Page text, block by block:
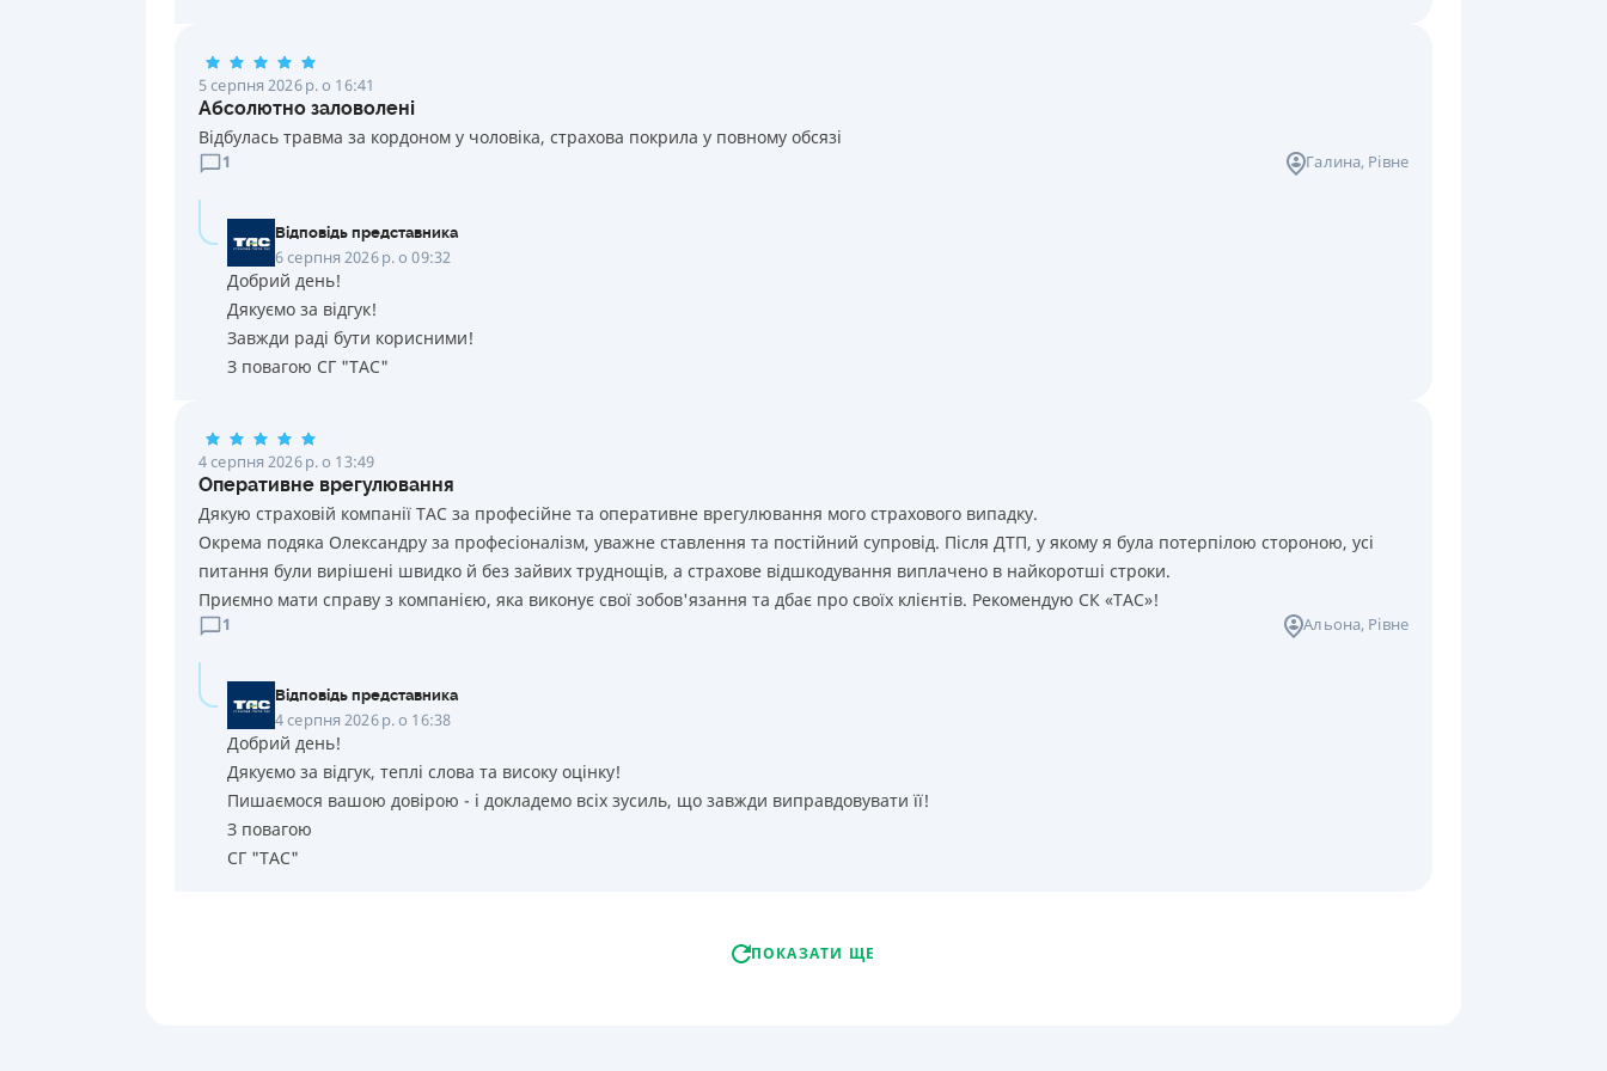
5 серпня 2026 р. о 16:41
Абсолютно заловолені
Відбулась травма за кордоном у чоловіка, страхова покрила у повному обсязі
1 Галина, Рівне
Відповідь представника
6 серпня 2026 р. о 09:32
Добрий день!
Дякуємо за відгук!
Завжди раді бути корисними!
З повагою СГ "ТАС"
4 серпня 2026 р. о 13:49
Оперативне врегулювання
Дякую страховій компанії ТАС за професійне та оперативне врегулювання мого страхового випадку.
Окрема подяка Олександру за професіоналізм, уважне ставлення та постійний супровід. Після ДТП, у якому я була потерпілою стороною, усі
питання були вирішені швидко й без зайвих труднощів, а страхове відшкодування виплачено в найкоротші строки.
Приємно мати справу з компанією, яка виконує свої зобов'язання та дбає про своїх клієнтів. Рекомендую СК «ТАС»!
1 Альона, Рівне
Відповідь представника
4 серпня 2026 р. о 16:38
Добрий день!
Дякуємо за відгук, теплі слова та високу оцінку!
Пишаємося вашою довірою - і докладемо всіх зусиль, що завжди виправдовувати її!
З повагою
СГ "ТАС"
ПОКАЗАТИ ЩЕ